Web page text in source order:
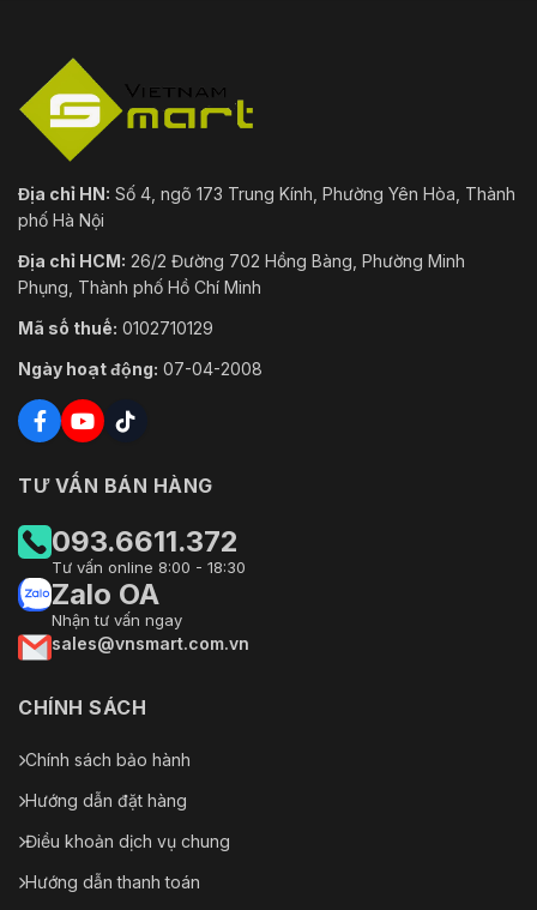
Địa chỉ HN: Số 4, ngõ 173 Trung Kính, Phường Yên Hòa, Thành
phố Hà Nội
Địa chỉ HCM: 26/2 Đường 702 Hồng Bàng, Phường Minh
Phụng, Thành phố Hồ Chí Minh
Mã số thuế: 0102710129
Ngày hoạt động: 07-04-2008
TƯ VẤN BÁN HÀNG
093.6611.372
Tư vấn online 8:00 - 18:30
Zalo OA
Nhận tư vấn ngay
sales@vnsmart.com.vn
CHÍNH SÁCH
Chính sách bảo hành
Hướng dẫn đặt hàng
Điều khoản dịch vụ chung
Hướng dẫn thanh toán